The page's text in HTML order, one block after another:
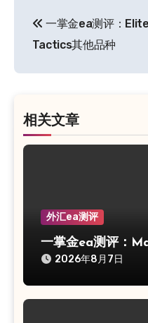
章
导
一掌金ea测评：Elite
Tactics其他品种
相关文章
外汇ea测评
一掌金ea测评：
2026年8月7日